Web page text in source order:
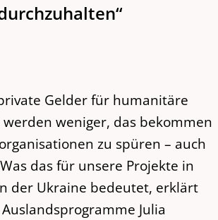
Gelder für humanitäre
weniger, das bekommen
zu spüren – auch
das für unsere Projekte in
der Ukraine bedeutet, erklärt
Julia